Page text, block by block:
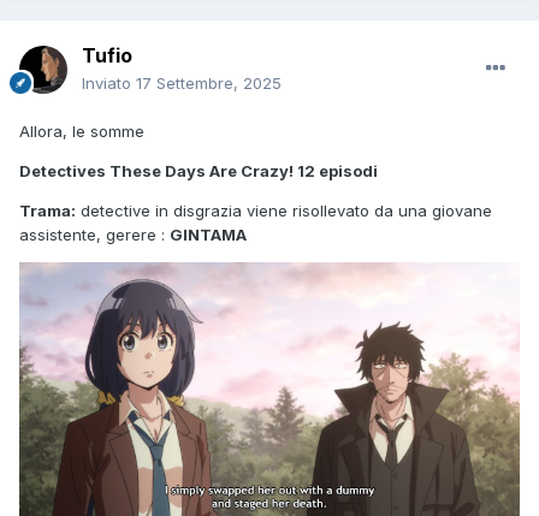
Tufio
Inviato 17 Settembre, 2025
Allora, le somme
Detectives These Days Are Crazy! 12 episodi
Trama: detective in disgrazia viene risollevato da una giovane
assistente, gerere : GINTAMA